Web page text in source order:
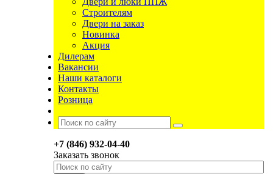
Строителям
Двери на заказ
Новинка
Акция
Дилерам
Вакансии
Наши каталоги
Контакты
Розница
+7 (846) 932-04-40
Заказать звонок